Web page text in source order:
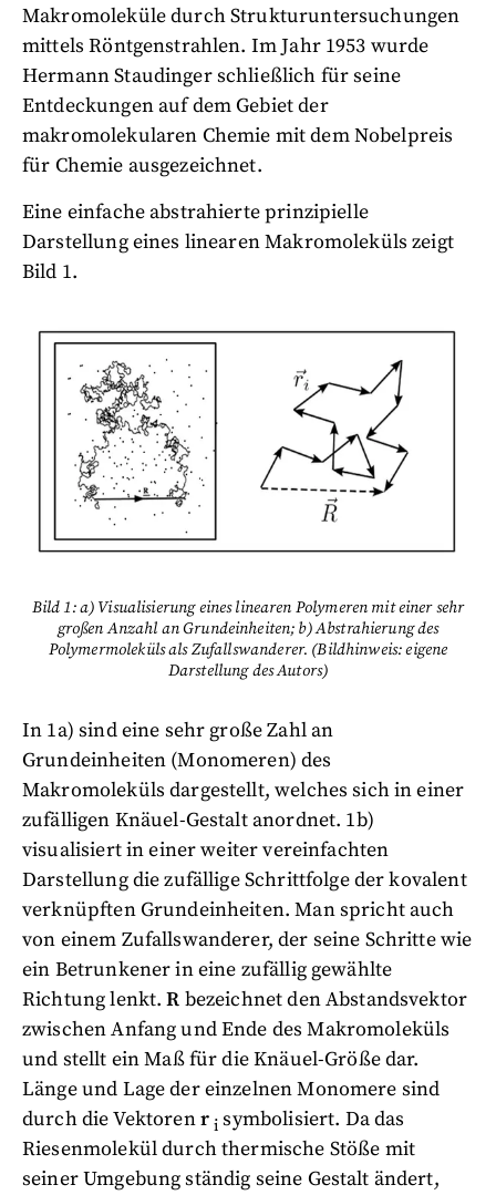
Makromoleküle durch Strukturuntersuchungen
mittels Röntgenstrahlen. Im Jahr 1953 wurde
Hermann Staudinger schließlich für seine
Entdeckungen auf dem Gebiet der
makromolekularen Chemie mit dem Nobelpreis
für Chemie ausgezeichnet.
Eine einfache abstrahierte prinzipielle
Darstellung eines linearen Makromoleküls zeigt
Bild 1.
Bild 1: a) Visualisierung eines linearen Polymeren mit einer sehr
großen Anzahl an Grundeinheiten; b) Abstrahierung des
Polymermoleküls als Zufallswanderer. (Bildhinweis: eigene
Darstellung des Autors)
In 1a) sind eine sehr große Zahl an
Grundeinheiten (Monomeren) des
Makromoleküls dargestellt, welches sich in einer
zufälligen Knäuel-Gestalt anordnet. 1b)
visualisiert in einer weiter vereinfachten
Darstellung die zufällige Schrittfolge der kovalent
verknüpften Grundeinheiten. Man spricht auch
von einem Zufallswanderer, der seine Schritte wie
ein Betrunkener in eine zufällig gewählte
Richtung lenkt.R bezeichnet den Abstandsvektor
zwischen Anfang und Ende des Makromoleküls
und stellt ein Maß für die Knäuel-Größe dar.
Länge und Lage der einzelnen Monomere sind
durch die Vektorenri symbolisiert. Da das
Riesenmolekül durch thermische Stöße mit
seiner Umgebung ständig seine Gestalt ändert,